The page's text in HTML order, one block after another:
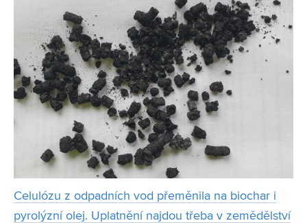
Celulózu z odpadních vod přeměnila na biochar i
pyrolýzní olej. Uplatnění najdou třeba v zemědělství